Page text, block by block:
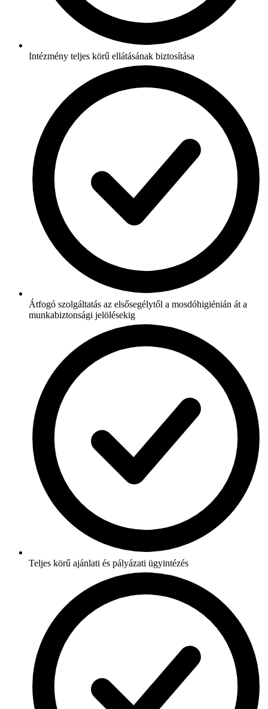
Intézmény teljes körű ellátásának biztosítása
Átfogó szolgáltatás az elsősegélytől a mosdóhigiénián át a
munkabiztonsági jelölésekig
Teljes körű ajánlati és pályázati ügyintézés